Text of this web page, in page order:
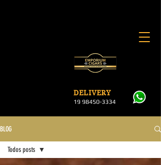
DELIVERY
19 98450-3334
BLOG
Todos posts